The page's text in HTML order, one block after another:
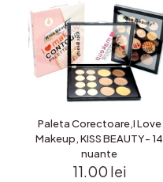
Paleta Corectoare,I Love
Makeup, KISS BEAUTY- 14
nuante
11.00 lei